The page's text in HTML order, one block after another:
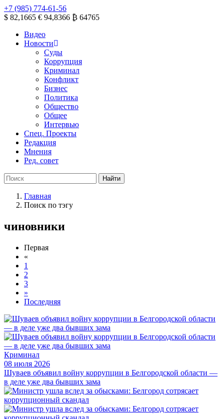
+7 (985) 774-61-56
$ 82,1665 € 94,8366 ₿ 64765
Видео
Новости
Суды
Коррупция
Криминал
Конфликт
Бизнес
Политика
Общество
Общее
Интервью
Спец. Проекты
Редакция
Мнения
Ред. совет
Главная
Поиск по тэгу
чиновники
Первая
«
1
2
3
»
Последняя
Криминал
08 июля 2026
Шуваев объявил войну коррупции в Белгородской области —
в деле уже два бывших зама